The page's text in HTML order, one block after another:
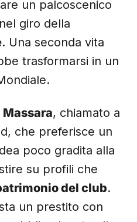
un palcoscenico
giro della
. Una seconda vita
trasformarsi in un
Massara, chiamato a
che preferisce un
poco gradita alla
su profili che
del club.
un prestito con